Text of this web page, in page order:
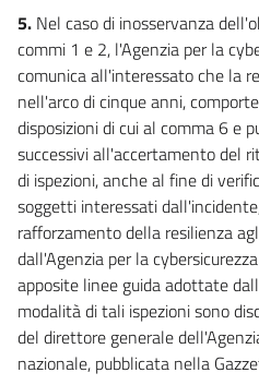
5. Nel caso di inosservanza
commi 1 e 2, l'Agenzia per la
comunica all'interessato che la
nell'arco di cinque anni,
disposizioni di cui al comma 6 e
successivi all'accertamento del
di ispezioni, anche al fine di
soggetti interessati
rafforzamento della resilienza
dall'Agenzia per la
apposite linee guida adottate
modalità di tali ispezioni sono
del direttore generale
nazionale, pubblicata nella